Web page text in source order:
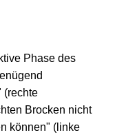
Phase des
(rechte
Brocken nicht
können" (linke